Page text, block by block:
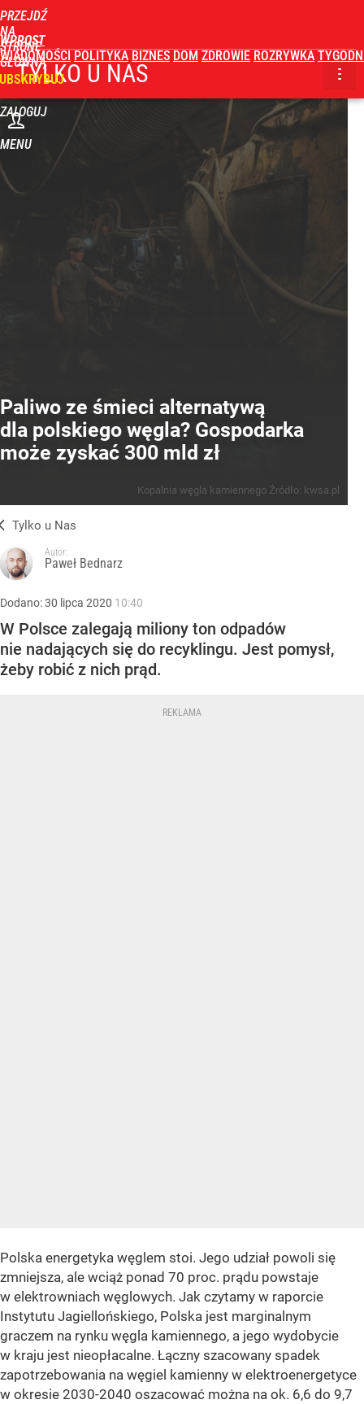
PRZEJDŹ
NA
STRONĘ
GŁÓWNĄ
WPROST
WIADOMOŚCI POLITYKA BIZNES DOM ZDROWIE ROZRYWKA
ZALOGUJ
MENU
TYLKO U NAS
Paliwo ze śmieci alternatywą
dla polskiego węgla? Gospodarka
może zyskać 300 mld zł
Kopalnia węgla kamiennego Źródło: kwsa.pl
Tylko u Nas
Autor:
Paweł Bednarz
Dodano:30 lipca 2020 10:40
W Polsce zalegają miliony ton odpadów
nie nadających się do recyklingu. Jest pomysł,
żeby robić z nich prąd.
Polska energetyka węglem stoi. Jego udział powoli się
zmniejsza, ale wciąż ponad 70 proc. prądu powstaje
w elektrowniach węglowych. Jak czytamy w raporcie
Instytutu Jagiellońskiego, Polska jest marginalnym
graczem na rynku węgla kamiennego, a jego wydobycie
w kraju jest nieopłacalne. Łączny szacowany spadek
zapotrzebowania na węgiel kamienny w elektroenergetyce
w okresie 2030-2040 oszacować można na ok. 6,6 do 9,7